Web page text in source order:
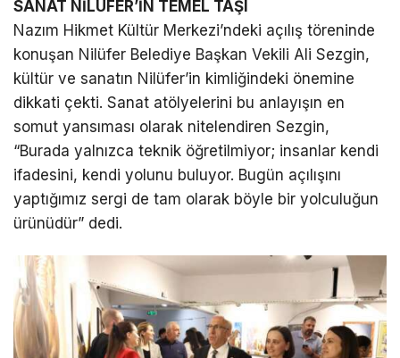
SANAT NİLÜFER’İN TEMEL TAŞI
Nazım Hikmet Kültür Merkezi’ndeki açılış töreninde
konuşan Nilüfer Belediye Başkan Vekili Ali Sezgin,
kültür ve sanatın Nilüfer’in kimliğindeki önemine
dikkati çekti. Sanat atölyelerini bu anlayışın en
somut yansıması olarak nitelendiren Sezgin,
“Burada yalnızca teknik öğretilmiyor; insanlar kendi
ifadesini, kendi yolunu buluyor. Bugün açılışını
yaptığımız sergi de tam olarak böyle bir yolculuğun
ürünüdür” dedi.